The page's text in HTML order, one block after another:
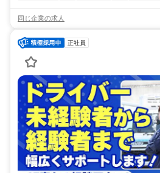
同じ企業の求人
正社員